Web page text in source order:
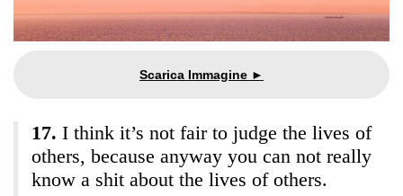
I think it’s not fair to judge the lives of
others, because anyway you can not really
know a shit about the lives of others.